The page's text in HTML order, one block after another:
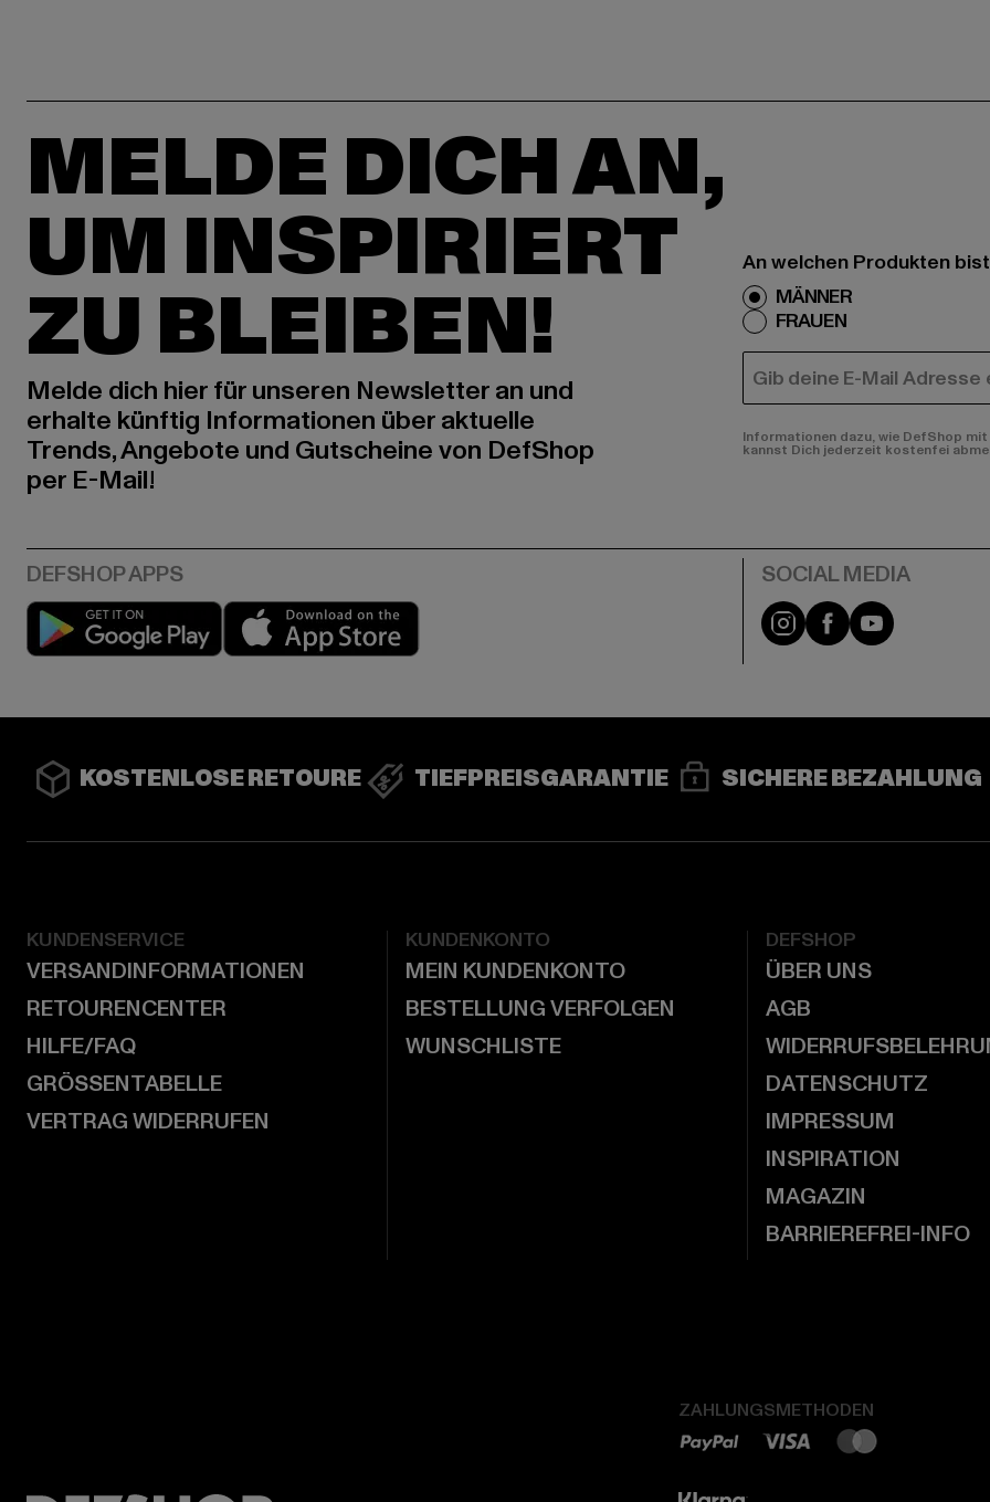
MELDE DICH AN,
UM INSPIRIERT
ZU BLEIBEN!
Melde dich hier für unseren Newsletter an und
erhalte künftig Informationen über aktuelle
Trends, Angebote und Gutscheine von DefShop
per E-Mail!
An welchen Produkten
MÄNNER
FRAUEN
E-MAIL
Informationen dazu, wie DefShop
kannst Dich jederzeit kostenfei
Play market Instagram
FacebookYouTube
KOSTENLOSE RETOURE TIEFPREISGARANTIE SICHERE BEZAHLUNG
KUNDENSERVICE
VERSANDINFORMATIONEN
RETOURENCENTER
HILFE/FAQ
GRÖSSENTABELLE
VERTRAG WIDERRUFEN
KUNDENKONTO
MEIN KUNDENKONTO
BESTELLUNG VERFOLGEN
WUNSCHLISTE
DEFSHOP
ÜBER UNS
AGB
DATENSCHUTZ
IMPRESSUM
INSPIRATION
MAGAZIN
BARRIEREFREI-INFO
ZAHLUNGSMETHODEN